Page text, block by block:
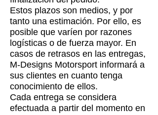
Estos plazos son medios, y por
tanto una estimación. Por ello, es
posible que varíen por razones
logísticas o de fuerza mayor. En
casos de retrasos en las entregas,
M-Designs Motorsport informará a
sus clientes en cuanto tenga
conocimiento de ellos.
Cada entrega se considera
efectuada a partir del momento en